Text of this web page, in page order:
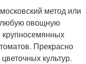
метод или
любую овощную
крупносемянных
Прекрасно
культур.